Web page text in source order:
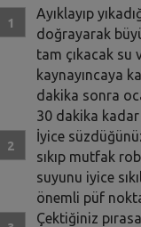
Ayıklayıp
doğrayarak
tam çıkacak su
kaynayıncaya
dakika sonra
30 dakika kadar
İyice
sıkıp mutfak
suyunu iyice
önemli püf
Çektiğiniz